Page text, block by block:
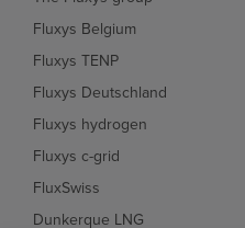
Fluxys Belgium
Fluxys TENP
Fluxys Deutschland
Fluxys hydrogen
Fluxys c-grid
FluxSwiss
Dunkerque LNG